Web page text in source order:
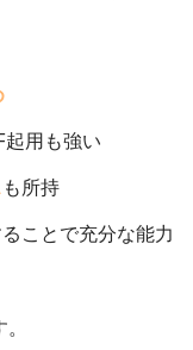
起用も強い
も所持
ことで充分な能力